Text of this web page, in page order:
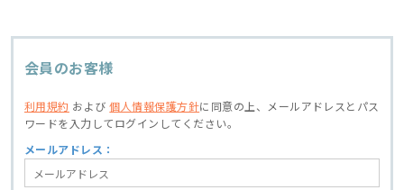
会員のお客様
利用規約 および個人情報保護方針に同意の上、
メールアドレスとパス
ワードを入力してログインしてください。
メールアドレス：